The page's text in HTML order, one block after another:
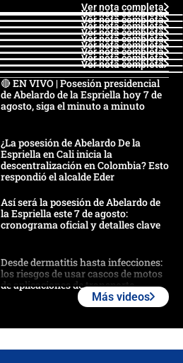
Ver nota completa
Ver nota completa
Ver nota completa
Ver nota completa
Ver nota completa
Ver nota completa
Ver nota completa
Ver nota completa
Ver nota completa
Ver nota completa
🔴 EN VIVO | Posesión presidencial
de Abelardo de la Espriella hoy 7 de
agosto, siga el minuto a minuto
¿La posesión de Abelardo De la
Espriella en Cali inicia la
descentralización en Colombia? Esto
respondió el alcalde Eder
Así será la posesión de Abelardo de
la Espriella este 7 de agosto:
cronograma oficial y detalles clave
Desde dermatitis hasta infecciones:
los riesgos de usar cascos de motos
de aplicaciones de transporte
celular? Requisitos, pasos y
Más videos